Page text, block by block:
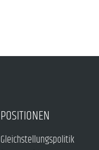
POSITIONEN
Gleichstellungspolitik